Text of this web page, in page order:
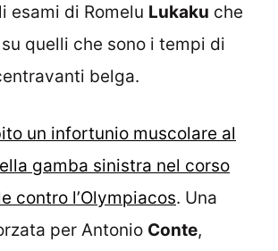
esami di Romelu Lukaku che
quelli che sono i tempi di
belga.
un infortunio muscolare al
gamba sinistra nel corso
contro l’Olympiacos. Una
per Antonio Conte,